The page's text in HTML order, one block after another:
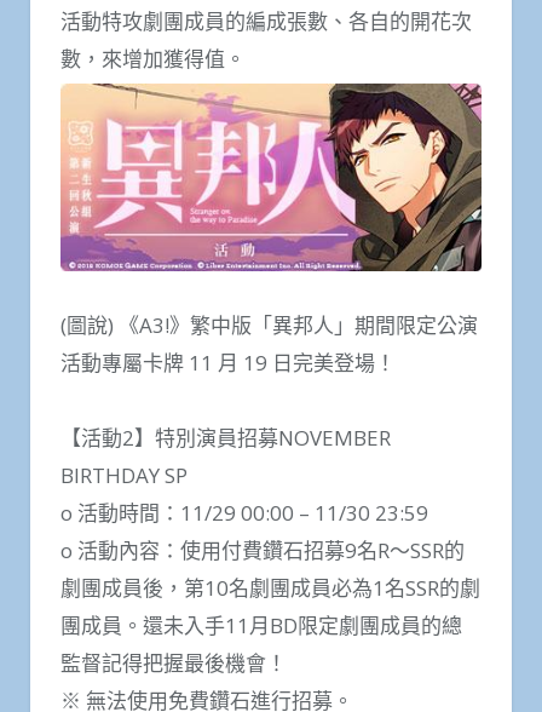
活動特攻劇團成員的編成張數、各自的開花次
數，來增加獲得值。
(圖說) 《A3!》繁中版「異邦人」期間限定公演
活動專屬卡牌 11 月 19 日完美登場！
【活動2】特別演員招募NOVEMBER
BIRTHDAY SP
o 活動時間：11/29 00:00 – 11/30 23:59
o 活動內容：使用付費鑽石招募9名R～SSR的
劇團成員後，第10名劇團成員必為1名SSR的劇
團成員。還未入手11月BD限定劇團成員的總
監督記得把握最後機會！
※ 無法使用免費鑽石進行招募。